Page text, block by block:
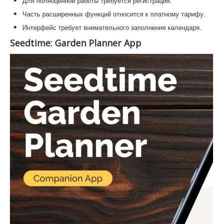
Часть расширенных функций относится к платному тарифу.
Интерфейс требует внимательного заполнения календаря.
Seedtime: Garden Planner App